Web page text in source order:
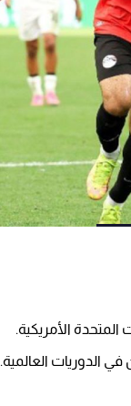
المتحدة الأمريكية.
الدوريات العالمية.